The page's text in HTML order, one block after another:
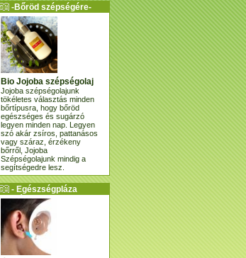
-Bőröd szépségére-
Bio Jojoba szépségolaj
Jojoba szépségolajunk
tökéletes választás minden
bőrtípusra, hogy bőröd
egészséges és sugárzó
legyen minden nap. Legyen
szó akár zsíros, pattanásos
vagy száraz, érzékeny
bőrről, Jojoba
Szépségolajunk mindig a
segítségedre lesz.
- Egészségpláza
ajánlatunk -